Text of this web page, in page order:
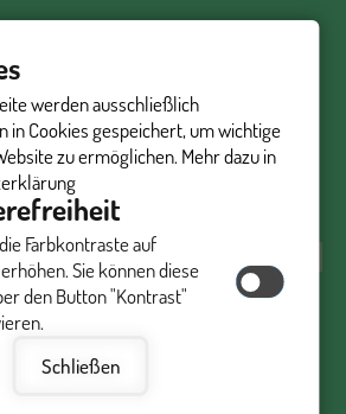
Uhr - 12:00 Uhr
Uhr - 19:00 Uhr
werden ausschließlich
in Cookies gespeichert, um wichtige
zu ermöglichen. Mehr dazu in
Farbkontraste auf
Sie können diese
den Button "Kontrast"
Schließen